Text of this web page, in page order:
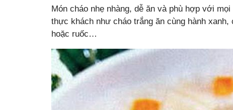
Món cháo nhẹ nhàng, dễ ăn và phù hợp với
thực khách như cháo trắng ăn cùng hành
hoặc ruốc…